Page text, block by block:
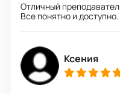
Отличный
Все понятно и доступно.
Ксения